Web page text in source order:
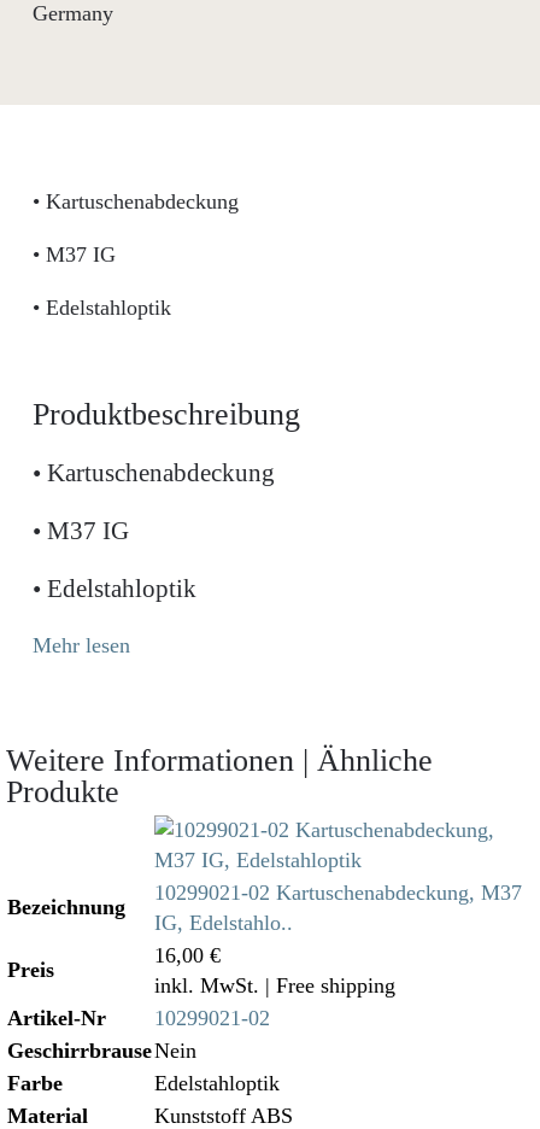
Germany
Produktbeschreibung
• Kartuschenabdeckung
• M37 IG
• Edelstahloptik
Mehr lesen
• Kartuschenabdeckung
• M37 IG
• Edelstahloptik
Weitere Informationen | Ähnliche
Produkte
Bezeichnung
10299021-02 Kartuschenabdeckung, M37
IG, Edelstahlo..
Preis
16,00 €
inkl. MwSt. | Free shipping
Artikel-Nr
10299021-02
GeschirrbrauseNein
Farbe
Edelstahloptik
Material
Kunststoff ABS